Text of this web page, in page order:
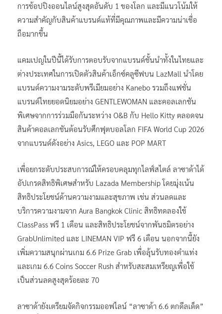
การช้อปปิงออนไลน์สูงสุดอันดับ 1 ของโลก และมีแนวโน้มให้
ความสำคัญกับสินค้าแบรนด์แท้ที่มีคุณภาพและมีความน่าเชื่อ
ถือมากขึ้น
แคมเปญในปีนี้ได้รับการตอบรับจากแบรนด์ชั้นนำทั้งในไทยและ
ต่างประเทศในการเปิดตัวสินค้าเอ็กซ์คลูซีฟบน LazMall นำโดย
แบรนด์ความงามระดับพรีเมียมอย่าง Kanebo รวมถึงแฟชั่น
แบรนด์ไทยยอดนิยมอย่าง GENTLEWOMAN และคอลเลกชัน
พิเศษจากการร่วมมือกันระหว่าง O&B กับ Hello Kitty ตลอดจน
สินค้าคอลเลกชันต้อนรับศึกฟุตบอลโลก FIFA World Cup 2026
จากแบรนด์ดังอย่าง Asics, LEGO และ POP MART
เพื่อยกระดับประสบการณ์ให้ครอบคลุมทุกไลฟ์สไตล์ ลาซาด้าได้
อัปเกรดสิทธิพิเศษสำหรับ Lazada Membership โดยมุ่งเน้น
สิทธิประโยชน์ด้านความงามและสุขภาพ เช่น ส่วนลดและ
บริการความงามจาก Aura Bangkok Clinic สิทธิทดลองใช้
ClassPass ฟรี 1 เดือน และสิทธิประโยชน์จากพันธมิตรอย่าง
GrabUnlimited และ LINEMAN VIP ฟรี 6 เดือน นอกจากนี้ยัง
เพิ่มความสนุกผ่านเกม 6.6 Prize Grab เพื่อลุ้นรับทองคำแท่ง
และเกม 6.6 Coins Soccer Rush สำหรับสะสมเหรียญเพื่อใช้
เป็นส่วนลดสูงสุดร้อยละ 70
ลาซาด้ายังเตรียมจัดกิจกรรมออฟไลน์ “ลาซาด้า 6.6 ตกดีลเด็ด”